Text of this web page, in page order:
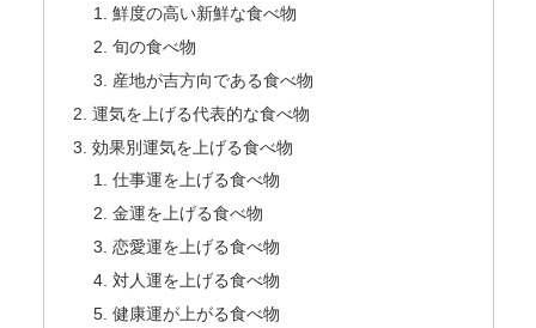
鮮度の高い新鮮な食べ物
旬の食べ物
産地が吉方向である食べ物
運気を上げる代表的な食べ物
効果別運気を上げる食べ物
仕事運を上げる食べ物
金運を上げる食べ物
恋愛運を上げる食べ物
対人運を上げる食べ物
健康運が上がる食べ物